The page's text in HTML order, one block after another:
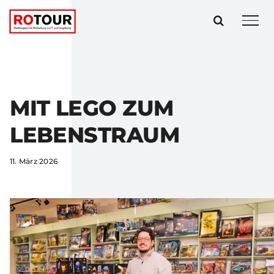
Zum
Inhalt
MIT LEGO ZUM
LEBENSTRAUM
11. März 2026